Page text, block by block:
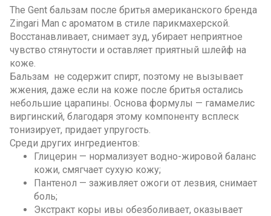
The Gent бальзам после бритья американского бренда
Zingari Man с ароматом в стиле парикмахерской.
Восстанавливает, снимает зуд, убирает неприятное
чувство стянутости и оставляет приятный шлейф на
коже.
Бальзам не содержит спирт, поэтому не вызывает
жжения, даже если на коже после бритья остались
небольшие царапины. Основа формулы — гамамелис
виргинский, благодаря этому компоненту всплеск
тонизирует, придает упругость.
Среди других ингредиентов:
Глицерин — нормализует водно-жировой баланс
кожи, смягчает сухую кожу;
Пантенол — заживляет ожоги от лезвия, снимает
боль;
Экстракт коры ивы обезболивает, оказывает